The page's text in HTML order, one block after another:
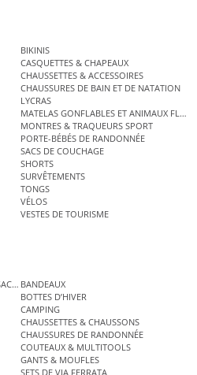
BIKINIS
CASQUETTES & CHAPEAUX
CHAUSSETTES & ACCESSOIRES
CHAUSSURES DE BAIN ET DE NATATION
LYCRAS
MATELAS GONFLABLES ET ANIMAUX
MONTRES & TRAQUEURS SPORT
PORTE-BÉBÉS DE RANDONNÉE
SACS DE COUCHAGE
SHORTS
SURVÊTEMENTS
TONGS
VÉLOS
VESTES DE TOURISME
ÉTANCHES
BANDEAUX
BOTTES D’HIVER
CAMPING
CHAUSSETTES & CHAUSSONS
CHAUSSURES DE RANDONNÉE
COUTEAUX & MULTITOOLS
GANTS & MOUFLES
SETS DE VIA FERRATA